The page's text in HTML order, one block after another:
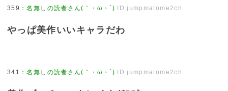
359 ：名無しの読者さん(｀・ω・´) ID:jumpmatome2ch
やっぱ美作いいキャラだわ
341 ：名無しの読者さん(｀・ω・´) ID:jumpmatome2ch